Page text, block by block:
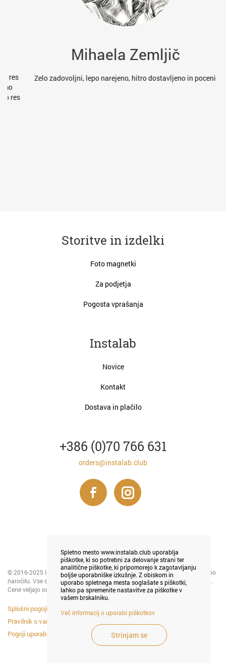
Mihaela Zemljič
Zelo zadovoljni, lepo narejeno, hitro dostavljeno in poceni
Storitve in izdelki
Foto magnetki
Za podjetja
Pogosta vprašanja
Instalab
Novice
Kontakt
Dostava in plačilo
+386 (0)70 766 631
orders@instalab.club
© 2016-2025 INSTALAB LJUBLJANA - tiskanje in prodaja foto magnetkov po
naročilu. Vse cene so v € in ne vključujejo DDV na podlagi 94. člena ZDDV-1.
Cene veljajo od 1. 5. 2024 in izražajo trenutno veljavno akcijo.
Splošni pogoji poslovanja
Pravilnik o varstvu osebnih podatkov
Pogoji uporabe piškotkov
Spletno mesto www.instalab.club uporablja
piškotke, ki so potrebni za delovanje strani ter
analitične piškotke, ki pripomorejo k zagotavljanju
boljše uporabniške izkušnje. Z obiskom in
uporabo spletnega mesta soglašate s piškotki,
lahko pa spremenite nastavitve za piškotke v
vašem brskalniku.
Več informacij o uporabi piškotkov
Strinjam se